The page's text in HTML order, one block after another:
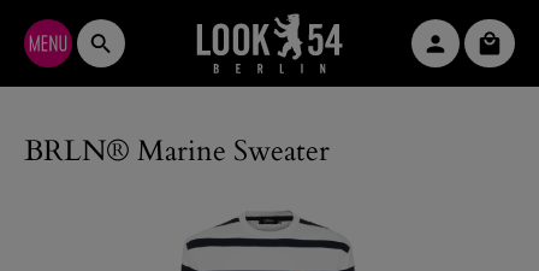
Zum Hauptinhalt springen
BRLN® Marine Sweater